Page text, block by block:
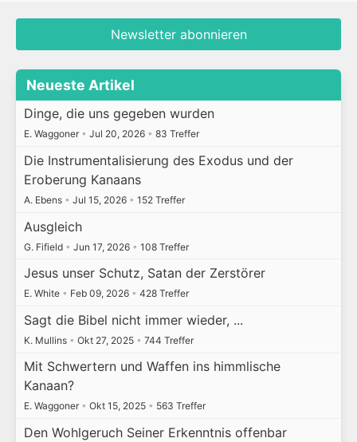
Newsletter abonnieren
Neueste Artikel
Dinge, die uns gegeben wurden
E. Waggoner • Jul 20, 2026 • 83 Treffer
Die Instrumentalisierung des Exodus und der
Eroberung Kanaans
A. Ebens • Jul 15, 2026 • 152 Treffer
Ausgleich
G. Fifield • Jun 17, 2026 • 108 Treffer
Jesus unser Schutz, Satan der Zerstörer
E. White • Feb 09, 2026 • 428 Treffer
Sagt die Bibel nicht immer wieder, ...
K. Mullins • Okt 27, 2025 • 744 Treffer
Mit Schwertern und Waffen ins himmlische
Kanaan?
E. Waggoner • Okt 15, 2025 • 563 Treffer
Den Wohlgeruch Seiner Erkenntnis offenbar